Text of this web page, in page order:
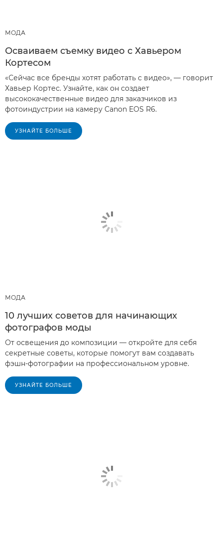
МОДА
Осваиваем съемку видео с Хавьером
Кортесом
«Сейчас все бренды хотят работать с видео», — говорит
Хавьер Кортес. Узнайте, как он создает
высококачественные видео для заказчиков из
фотоиндустрии на камеру Canon EOS R6.
УЗНАЙТЕ БОЛЬШЕ
МОДА
10 лучших советов для начинающих
фотографов моды
От освещения до композиции — откройте для себя
секретные советы, которые помогут вам создавать
фэшн-фотографии на профессиональном уровне.
УЗНАЙТЕ БОЛЬШЕ